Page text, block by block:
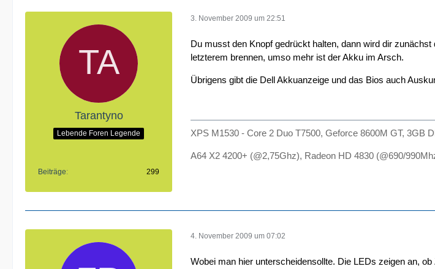
Tarantyno
Lebende Foren Legende
Beiträge 299
3. November 2009 um 22:51
Du musst den Knopf gedrückt halten, dann wird dir
letzterem brennen, umso mehr ist der Akku im Arsch.
Übrigens gibt die Dell Akkuanzeige und das Bios auch
XPS M1530 - Core 2 Duo T7500, Geforce 8600M GT, 3GB
A64 X2 4200+ (@2,75Ghz), Radeon HD 4830 (@690/
4. November 2009 um 07:02
Wobei man hier unterscheidensollte. Die LEDs zeigen an,